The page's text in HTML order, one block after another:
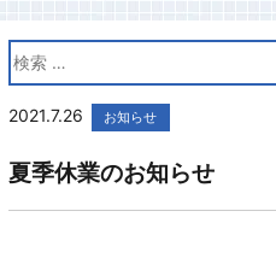
2021.7.26 お知らせ
夏季休業のお知らせ